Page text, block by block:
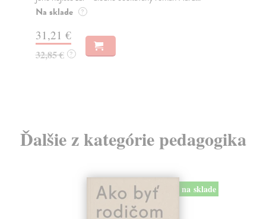
Na sklade ?
31,21 €
32,85 € ?
Ďalšie z kategórie pedagogika
na sklade